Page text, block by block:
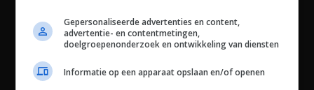
Gepersonaliseerde advertenties en content,
advertentie- en contentmetingen,
doelgroepenonderzoek en ontwikkeling van diensten
Informatie op een apparaat opslaan en/of openen